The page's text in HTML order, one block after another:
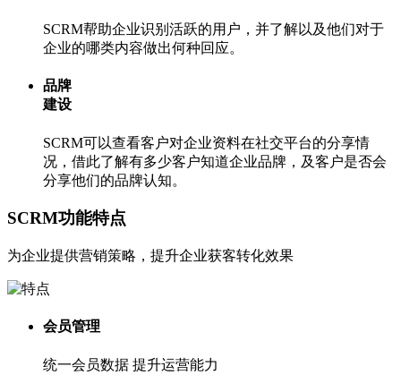
SCRM帮助企业识别活跃的用户，并了解以及他们对于
企业的哪类内容做出何种回应。
品牌
建设
SCRM可以查看客户对企业资料在社交平台的分享情
况，借此了解有多少客户知道企业品牌，及客户是否会
分享他们的品牌认知。
SCRM功能特点
为企业提供营销策略，提升企业获客转化效果
会员管理
统一会员数据 提升运营能力